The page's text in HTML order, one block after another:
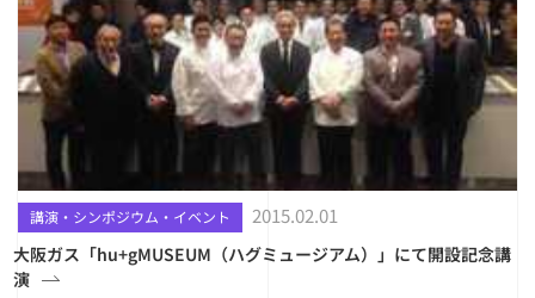
講演・シンポジウム・イベント 2015.02.01
大阪ガス「hu+gMUSEUM（ハグミュージアム）」にて開設記念講
演